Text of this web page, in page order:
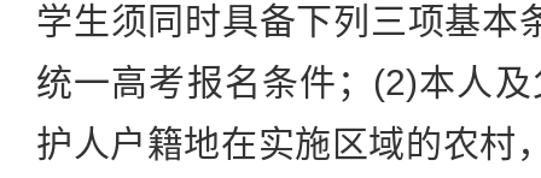
学生须同时具备下列三项基本
统一高考报名条件；(2)本人
护人户籍地在实施区域的农村